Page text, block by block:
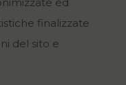
finalizzate
del sito e